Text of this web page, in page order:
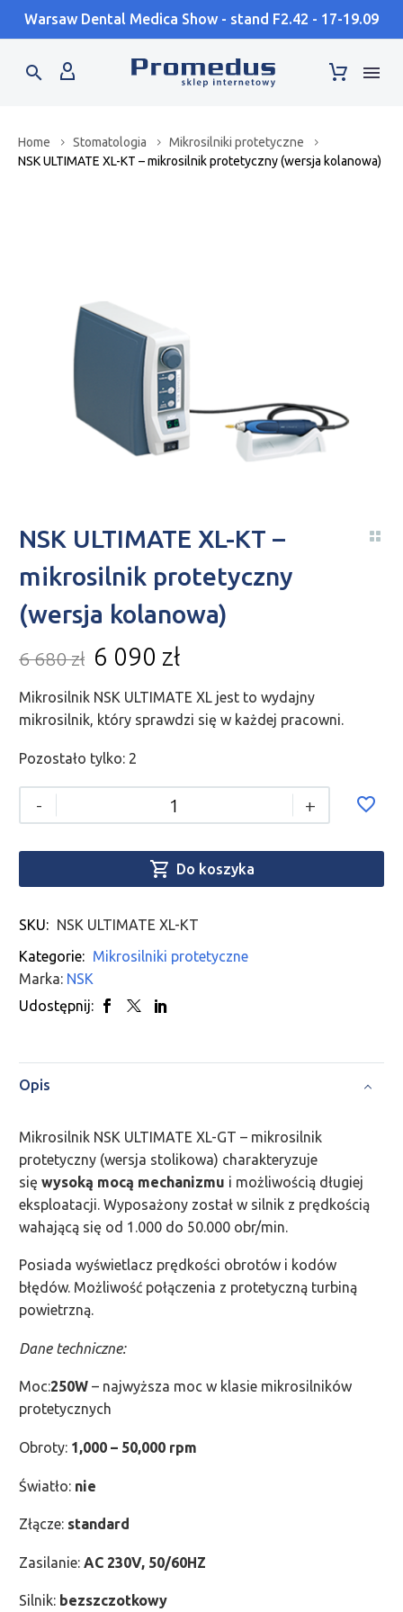
Warsaw Dental Medica Show - stand F2.42 - 17-19.09
Home Stomatologia
Mikrosilniki protetyczne
NSK ULTIMATE XL-KT – mikrosilnik protetyczny (wersja kolanowa)
NSK ULTIMATE XL-KT –
mikrosilnik protetyczny
(wersja kolanowa)
6 680zł 6 090 zł
Mikrosilnik NSK ULTIMATE XL jest to wydajny
mikrosilnik, który sprawdzi się w każdej pracowni.
Pozostało tylko: 2
- +
 Do koszyka
SKU: NSK ULTIMATE XL-KT
Kategorie: Mikrosilniki protetyczne
Marka: NSK
Udostępnij:
Opis
Mikrosilnik NSK ULTIMATE XL-GT – mikrosilnik
protetyczny (wersja stolikowa) charakteryzuje
się wysoką mocą mechanizmu i możliwością długiej
eksploatacji. Wyposażony został w silnik z prędkością
wahającą się od 1.000 do 50.000 obr/min.
Posiada wyświetlacz prędkości obrotów i kodów
błędów. Możliwość połączenia z protetyczną turbiną
powietrzną.
Dane techniczne:
Moc:250W – najwyższa moc w klasie mikrosilników
protetycznych
Obroty: 1,000 – 50,000 rpm
Światło: nie
Złącze: standard
Zasilanie: AC 230V, 50/60HZ
Silnik: bezszczotkowy